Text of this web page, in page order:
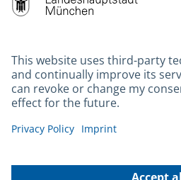
Hotels
Contact
Barrierefreiheit
Leichte Sprache
Gebärdensprache
Kontakt